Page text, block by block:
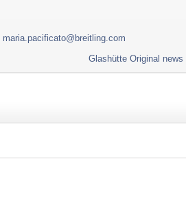
maria.pacificato@breitling.com
Glashütte Original news